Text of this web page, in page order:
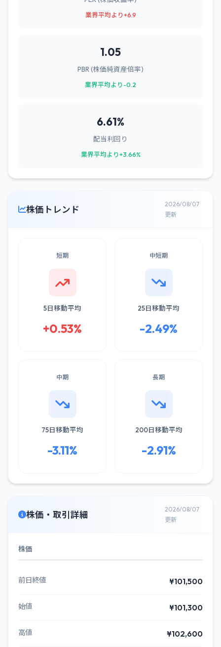
業界平均より+6.9
1.05
PBR (株価純資産倍率)
業界平均より-0.2
6.61%
配当利回り
業界平均より+3.66%
株価トレンド
2026/08/07
更新
短期
5日移動平均
+0.53%
中短期
25日移動平均
-2.49%
中期
75日移動平均
-3.11%
長期
200日移動平均
-2.91%
株価・取引詳細
2026/08/07
更新
株価
前日終値 ¥101,500
始値 ¥101,300
高値 ¥102,600